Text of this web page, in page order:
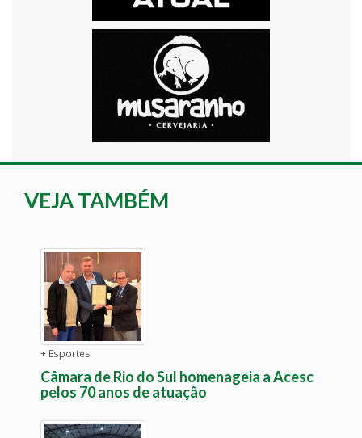
VEJA TAMBÉM
+ Esportes
Câmara de Rio do Sul homenageia a Acesc
pelos 70 anos de atuação